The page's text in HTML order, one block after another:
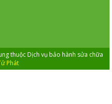
thuộc Dịch vụ bảo hành sửa chữa
Phát